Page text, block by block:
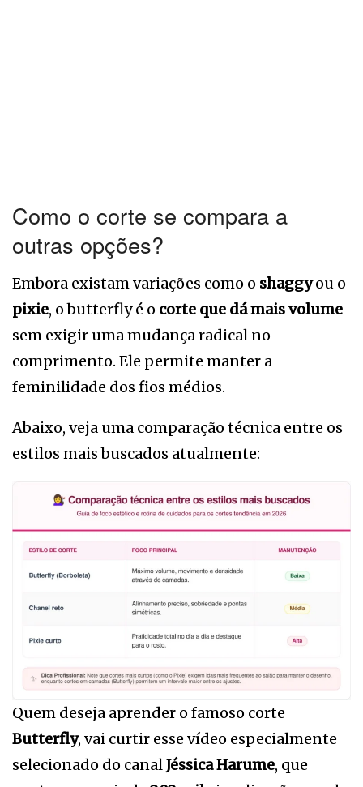
Como o corte se compara a
outras opções?
Embora existam variações como o shaggyou o
pixie, o butterfly é o corte que dá mais volume
sem exigir uma mudança radical no
comprimento. Ele permite manter a
feminilidade dos fios médios.
Abaixo, veja uma comparação técnica entre os
estilos mais buscados atualmente:
Quem deseja aprender o famoso corte
Butterfly, vai curtir esse vídeo especialmente
selecionado do canalJéssica Harume, que